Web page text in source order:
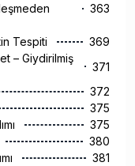
363
Tespiti
369
– Giydirilmiş
371
372
375
375
380
381